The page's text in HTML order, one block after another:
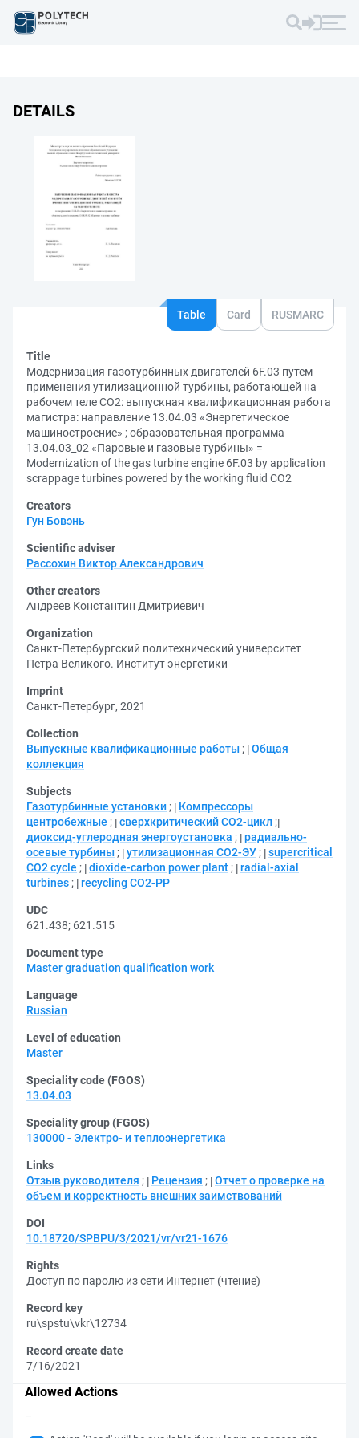
DETAILS
Table Card RUSMARC
Title
Модернизация газотурбинных двигателей 6F.03 путем
применения утилизационной турбины, работающей на
рабочем теле СО2: выпускная квалификационная работа
магистра: направление 13.04.03 «Энергетическое
машиностроение» ; образовательная программа
13.04.03_02 «Паровые и газовые турбины» =
Modernization of the gas turbine engine 6F.03 by application
scrappage turbines powered by the working fluid CO2
Creators
Гун Бовэнь
Scientific adviser
Рассохин Виктор Александрович
Other creators
Андреев Константин Дмитриевич
Organization
Санкт-Петербургский политехнический университет
Петра Великого. Институт энергетики
Imprint
Санкт-Петербург, 2021
Collection
Выпускные квалификационные работы ; Общая
коллекция
Subjects
Газотурбинные установки ;
Компрессоры
центробежные ; сверхкритический CO2-цикл ;
диоксид-углеродная энергоустановка ; радиально-
осевые турбины ; утилизационная СО2-ЭУ ; supercritical
CO2 cycle ; dioxide-carbon power plant ; radial-axial
turbines ; recycling CO2-PP
UDC
621.438; 621.515
Document type
Master graduation qualification work
Language
Russian
Level of education
Master
Speciality code (FGOS)
13.04.03
Speciality group (FGOS)
130000 - Электро- и теплоэнергетика
Links
Отзыв руководителя ; Рецензия ; Отчет о проверке на
объем и корректность внешних заимствований
DOI
10.18720/SPBPU/3/2021/vr/vr21-1676
Rights
Доступ по паролю из сети Интернет (чтение)
Record key
ru\spstu\vkr\12734
Record create date
7/16/2021
Allowed Actions
–